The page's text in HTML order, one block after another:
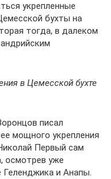
укрепленные
бухты на
тогда, в далеком
в Цемесской бухте
писал
мощного укрепления
Первый сам
осмотрев уже
и Анапы.